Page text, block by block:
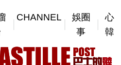
CHANNEL
娛圈
事
心
韓